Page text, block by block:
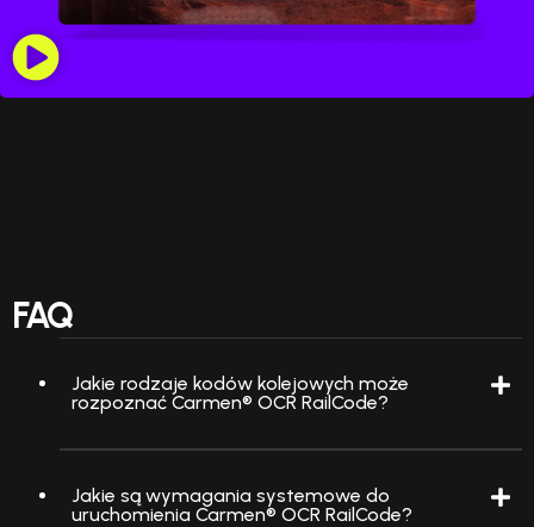
FAQ
Jakie rodzaje kodów kolejowych może
rozpoznać Carmen® OCR RailCode?
Jakie są wymagania systemowe do
uruchomienia Carmen® OCR RailCode?